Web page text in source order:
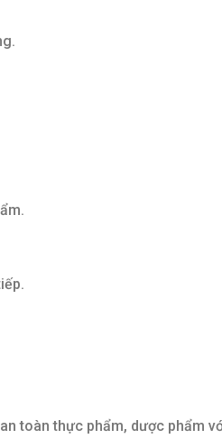
toàn thực phẩm, dược phẩm